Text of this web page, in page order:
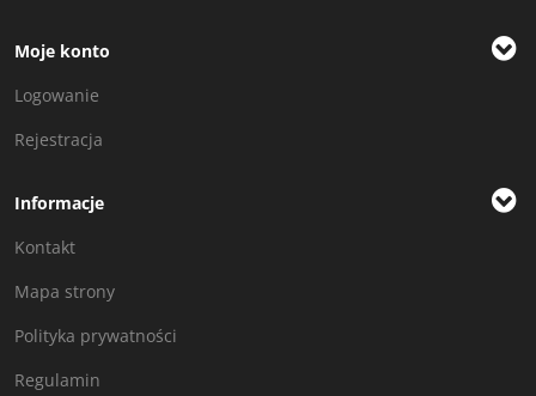
Moje konto
Logowanie
Rejestracja
Informacje
Kontakt
Mapa strony
Polityka prywatności
Regulamin